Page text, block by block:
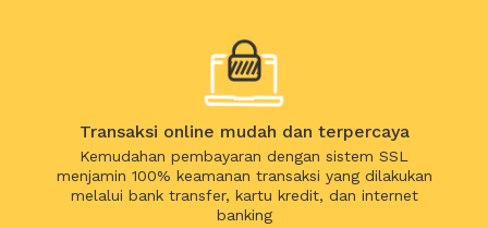
Transaksi online mudah dan terpercaya
Kemudahan pembayaran dengan sistem SSL
menjamin 100% keamanan transaksi yang dilakukan
melalui bank transfer, kartu kredit, dan internet
banking